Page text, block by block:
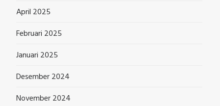
April 2025
Februari 2025
Januari 2025
Desember 2024
November 2024